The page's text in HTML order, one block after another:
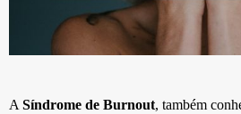
A Síndrome de Burnout, também